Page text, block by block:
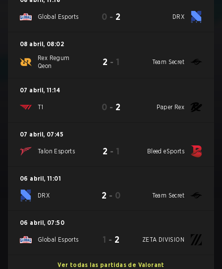
Global Esports 0 - 2 DRX
08 abril, 08:02
Rex Regum
Qeon
2 - 1 Team Secret
07 abril, 11:14
T1 0 - 2 Paper Rex
07 abril, 07:45
Talon Esports 2 - 1 Bleed eSports
06 abril, 11:01
DRX 2 - 0 Team Secret
06 abril, 07:50
Global Esports 1 - 2 ZETA DIVISION
Ver todas las partidas de Valorant